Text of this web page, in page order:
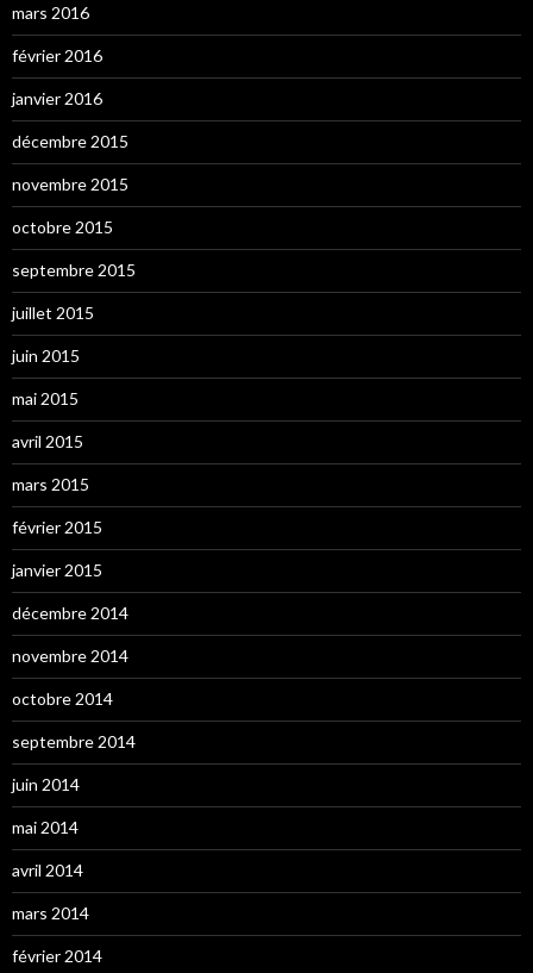
mars 2016
février 2016
janvier 2016
décembre 2015
novembre 2015
octobre 2015
septembre 2015
juillet 2015
juin 2015
mai 2015
avril 2015
mars 2015
février 2015
janvier 2015
décembre 2014
novembre 2014
octobre 2014
septembre 2014
juin 2014
mai 2014
avril 2014
mars 2014
février 2014